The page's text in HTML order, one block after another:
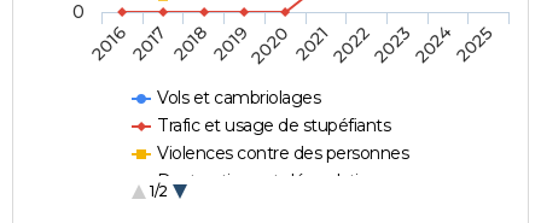
Vols et cambriolages
Trafic et usage de stupéfiants
Violences contre des personnes
Destructions et dégradations
1/2
20162017 20182019202020212022202320242025
0